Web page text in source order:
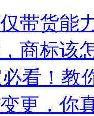
带货能
商标该
看！教
更，你